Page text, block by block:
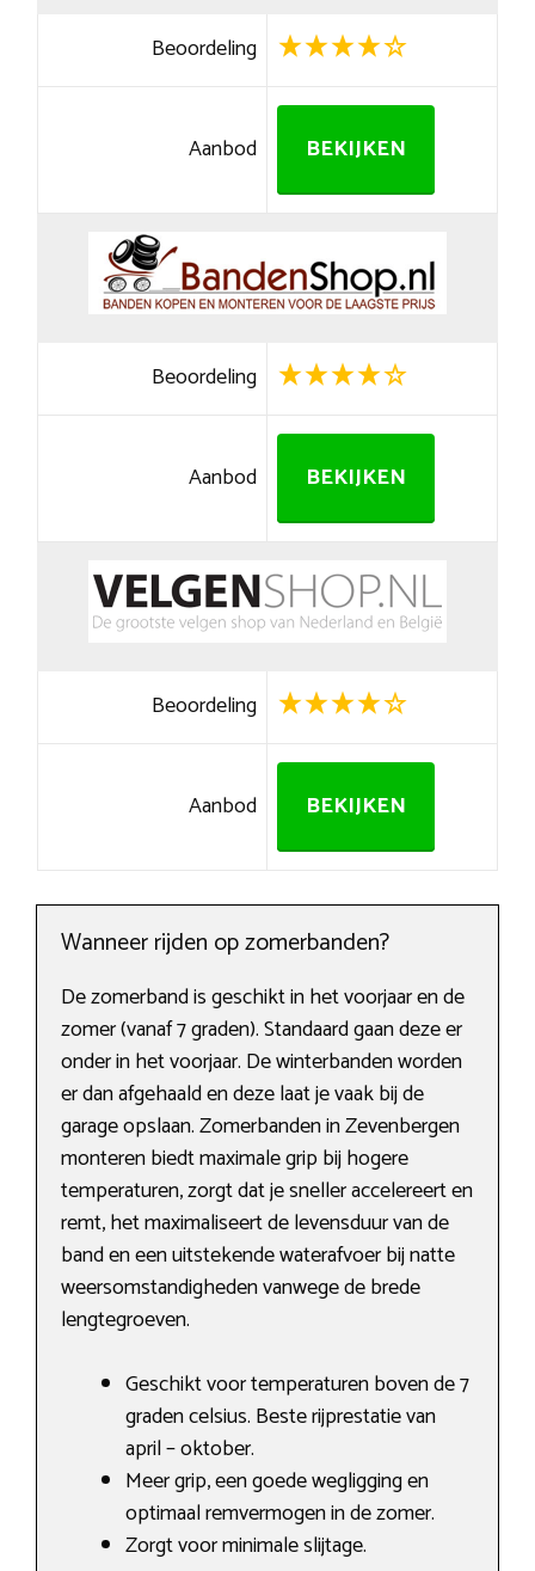
Beoordeling
Aanbod BEKIJKEN
Beoordeling
Aanbod BEKIJKEN
Beoordeling
Aanbod BEKIJKEN
Wanneer rijden op zomerbanden?
De zomerband is geschikt in het voorjaar en de
zomer (vanaf 7 graden). Standaard gaan deze er
onder in het voorjaar. De winterbanden worden
er dan afgehaald en deze laat je vaak bij de
garage opslaan. Zomerbanden in Zevenbergen
monteren biedt maximale grip bij hogere
temperaturen, zorgt dat je sneller accelereert en
remt, het maximaliseert de levensduur van de
band en een uitstekende waterafvoer bij natte
weersomstandigheden vanwege de brede
lengtegroeven.
Geschikt voor temperaturen boven de 7
graden celsius. Beste rijprestatie van
april – oktober.
Meer grip, een goede wegligging en
optimaal remvermogen in de zomer.
Zorgt voor minimale slijtage.